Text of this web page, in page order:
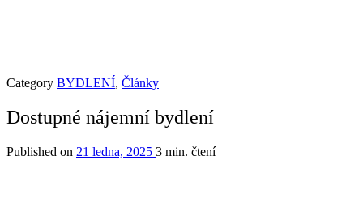
Category BYDLENÍ, Články
Dostupné nájemní bydlení
Published on 21 ledna, 2025 3 min. čtení